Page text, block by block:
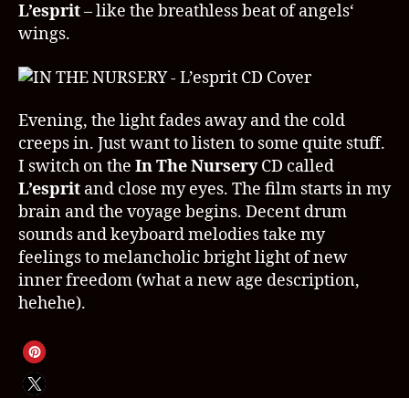
L’esprit– like the breathless beat of angels‘
wings.
Evening, the light fades away and the cold
creeps in. Just want to listen to some quite stuff.
I switch on the In The NurseryCD called
L’esprit and close my eyes. The film starts in my
brain and the voyage begins. Decent drum
sounds and keyboard melodies take my
feelings to melancholic bright light of new
inner freedom (what a new age description,
hehehe).